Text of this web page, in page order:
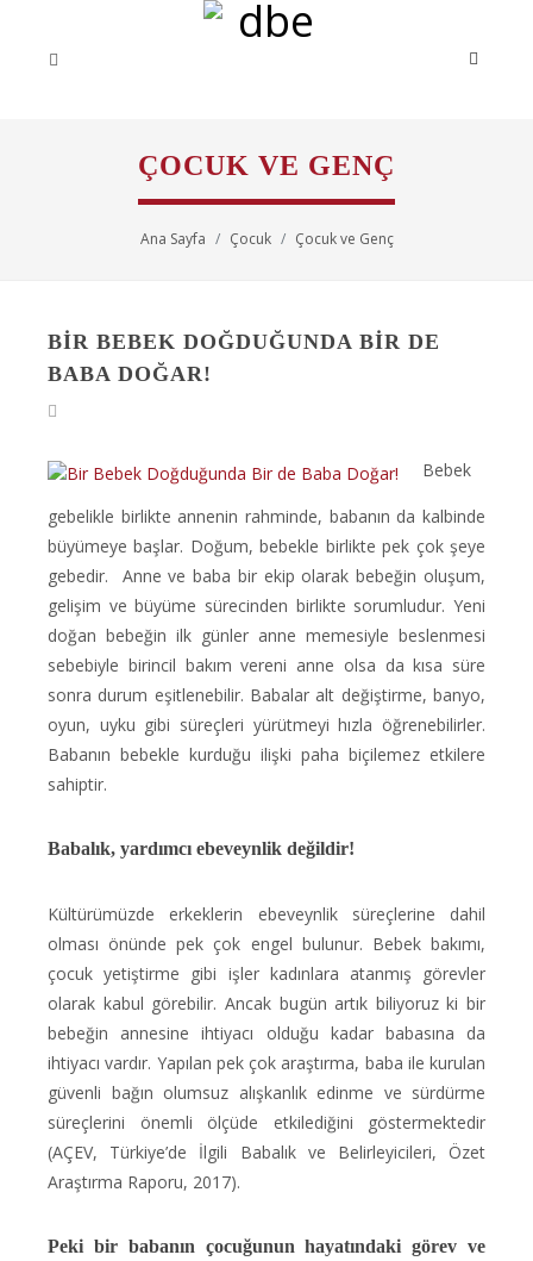
ÇOCUK VE GENÇ
Ana Sayfa Çocuk Çocuk ve Genç
BIR BEBEK DOĞDUĞUNDA BIR DE
BABA DOĞAR!
Bebek
gebelikle birlikte annenin rahminde, babanın da kalbinde
büyümeye başlar. Doğum, bebekle birlikte pek çok şeye
gebedir. Anne ve baba bir ekip olarak bebeğin oluşum,
gelişim ve büyüme sürecinden birlikte sorumludur. Yeni
doğan bebeğin ilk günler anne memesiyle beslenmesi
sebebiyle birincil bakım vereni anne olsa da kısa süre
sonra durum eşitlenebilir. Babalar alt değiştirme, banyo,
oyun, uyku gibi süreçleri yürütmeyi hızla öğrenebilirler.
Babanın bebekle kurduğu ilişki paha biçilemez etkilere
sahiptir.
Babalık, yardımcı ebeveynlik değildir!
Kültürümüzde erkeklerin ebeveynlik süreçlerine dahil
olması önünde pek çok engel bulunur. Bebek bakımı,
çocuk yetiştirme gibi işler kadınlara atanmış görevler
olarak kabul görebilir. Ancak bugün artık biliyoruz ki bir
bebeğin annesine ihtiyacı olduğu kadar babasına da
ihtiyacı vardır. Yapılan pek çok araştırma, baba ile kurulan
güvenli bağın olumsuz alışkanlık edinme ve sürdürme
süreçlerini önemli ölçüde etkilediğini göstermektedir
(AÇEV, Türkiye’de İlgili Babalık ve Belirleyicileri, Özet
Araştırma Raporu, 2017).
Peki bir babanın çocuğunun hayatındaki görev ve